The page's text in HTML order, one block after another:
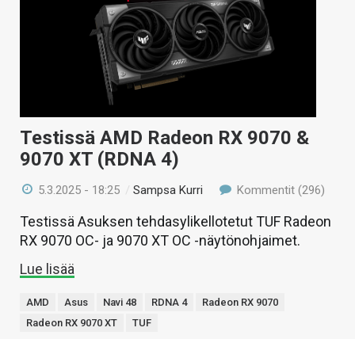
Testissä AMD Radeon RX 9070 &
9070 XT (RDNA 4)
5.3.2025 - 18:25 /Sampsa Kurri Kommentit (296)
Testissä Asuksen tehdasylikellotetut TUF Radeon
RX 9070 OC- ja 9070 XT OC -näytönohjaimet.
Lue lisää
AMD Asus Navi 48 RDNA 4
Radeon RX 9070
Radeon RX 9070 XT
TUF